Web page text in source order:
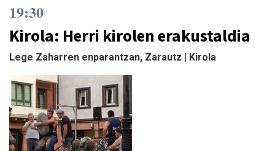
19:30
Kirola: Herri kirolen erakustaldia
Lege Zaharren enparantzan, Zarautz | Kirola